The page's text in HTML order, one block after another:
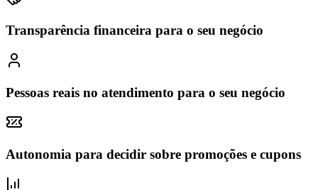
Transparência financeira para o seu negócio
Pessoas reais no atendimento para o seu negócio
Autonomia para decidir sobre promoções e cupons